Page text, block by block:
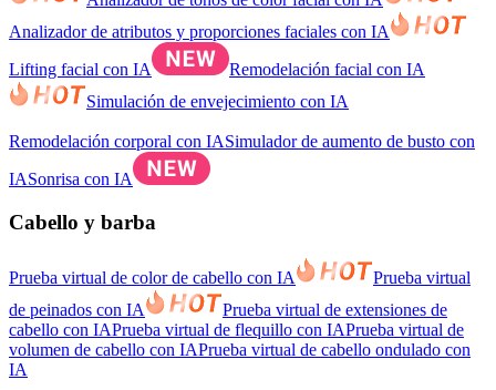
Analizador de atributos y proporciones faciales con IA
Lifting facial con IA
Remodelación facial con IA
Simulación de envejecimiento con IA
Remodelación corporal con IASimulador de aumento de busto con
IASonrisa con IA
Cabello y barba
Prueba virtual de color de cabello con IA
Prueba virtual
de peinados con IA
Prueba virtual de extensiones de
cabello con IAPrueba virtual de flequillo con IAPrueba virtual de
volumen de cabello con IAPrueba virtual de cabello ondulado con
IA